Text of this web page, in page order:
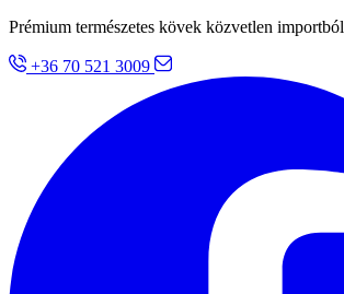
Prémium természetes kövek közvetlen importból
+36 70 521 3009